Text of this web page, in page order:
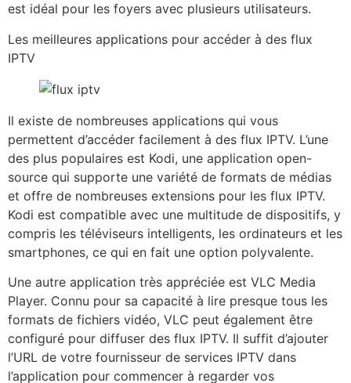
est idéal pour les foyers avec plusieurs utilisateurs.
Les meilleures applications pour accéder à des flux
IPTV
Il existe de nombreuses applications qui vous
permettent d’accéder facilement à des flux IPTV. L’une
des plus populaires est Kodi, une application open-
source qui supporte une variété de formats de médias
et offre de nombreuses extensions pour les flux IPTV.
Kodi est compatible avec une multitude de dispositifs, y
compris les téléviseurs intelligents, les ordinateurs et les
smartphones, ce qui en fait une option polyvalente.
Une autre application très appréciée est VLC Media
Player. Connu pour sa capacité à lire presque tous les
formats de fichiers vidéo, VLC peut également être
configuré pour diffuser des flux IPTV. Il suffit d’ajouter
l’URL de votre fournisseur de services IPTV dans
l’application pour commencer à regarder vos